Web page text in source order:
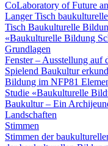
CoLaboratory of Future
Langer Tisch
Tisch Baukulturelle
«Baukulturelle Bildung
Grundlagen
Fenster – Ausstellung auf
Spielend Baukultur
Bildung im NFP81
Studie «Baukulturelle
Baukultur – Ein
Landschaften
Stimmen
Stimmen der